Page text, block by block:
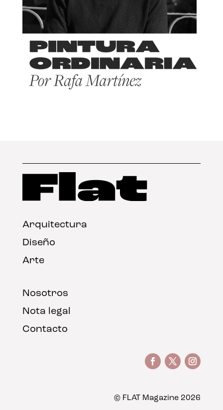
Arquitectura
Diseño
Arte
Nosotros
Nota legal
Contacto
© FLAT Magazine 2026